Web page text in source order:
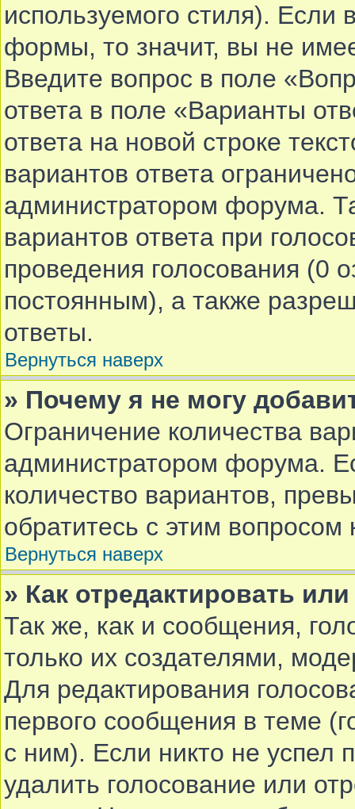
используемого стиля). Если
формы, то значит, вы не
Введите вопрос в поле
ответа в поле «Варианты
ответа на новой строке
вариантов ответа
администратором форума.
вариантов ответа при
проведения голосования (0
постоянным), а также
ответы.
Вернуться наверх
» Почему я не могу
Ограничение количества
администратором форума.
количество вариантов,
обратитесь с этим вопросом
Вернуться наверх
» Как отредактировать
Так же, как и сообщения,
только их создателями,
Для редактирования
первого сообщения в теме
с ним). Если никто не успел
удалить голосование или